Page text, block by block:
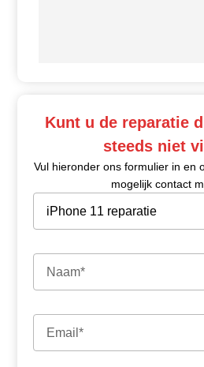
Kunt u de reparatie
steeds niet
Vul hieronder ons formulier in en
mogelijk contact